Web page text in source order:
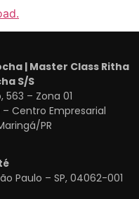
| Master Class Ritha
S/S
563 – Zona 01
– Centro Empresarial
PR
Paulo – SP, 04062-001